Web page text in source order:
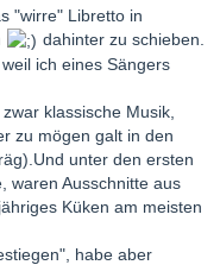
"wirre" Libretto in
dahinter zu schieben.
ich eines Sängers
klassische Musik,
zu mögen galt in den
unter den ersten
waren Ausschnitte aus
Küken am meisten
habe aber